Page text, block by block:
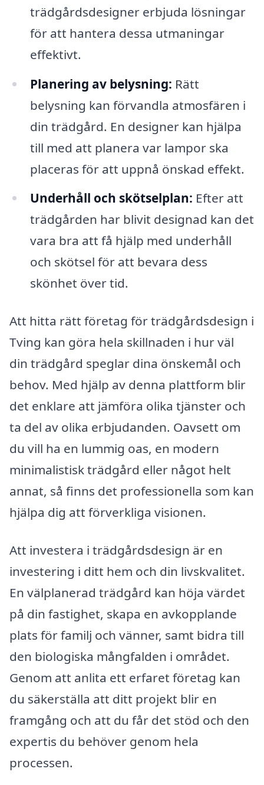
trädgårdsdesigner erbjuda lösningar
för att hantera dessa utmaningar
effektivt.
Planering av belysning: Rätt
belysning kan förvandla atmosfären i
din trädgård. En designer kan hjälpa
till med att planera var lampor ska
placeras för att uppnå önskad effekt.
Underhåll och skötselplan: Efter att
trädgården har blivit designad kan det
vara bra att få hjälp med underhåll
och skötsel för att bevara dess
skönhet över tid.
Att hitta rätt företag för trädgårdsdesign i
Tving kan göra hela skillnaden i hur väl
din trädgård speglar dina önskemål och
behov. Med hjälp av denna plattform blir
det enklare att jämföra olika tjänster och
ta del av olika erbjudanden. Oavsett om
du vill ha en lummig oas, en modern
minimalistisk trädgård eller något helt
annat, så finns det professionella som kan
hjälpa dig att förverkliga visionen.
Att investera i trädgårdsdesign är en
investering i ditt hem och din livskvalitet.
En välplanerad trädgård kan höja värdet
på din fastighet, skapa en avkopplande
plats för familj och vänner, samt bidra till
den biologiska mångfalden i området.
Genom att anlita ett erfaret företag kan
du säkerställa att ditt projekt blir en
framgång och att du får det stöd och den
expertis du behöver genom hela
processen.